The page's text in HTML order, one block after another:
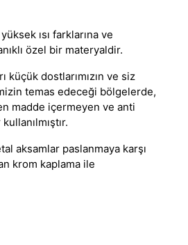
ısı farklarına ve
özel bir materyaldir.
küçük dostlarımızın ve siz
temas edeceği bölgelerde,
madde içermeyen ve anti
aksamlar paslanmaya karşı
krom kaplama ile